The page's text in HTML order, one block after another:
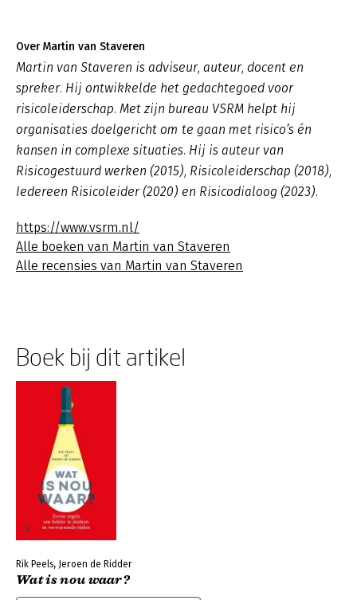
Over Martin van Staveren
Martin van Staveren is adviseur, auteur, docent en
spreker. Hij ontwikkelde het gedachtegoed voor
risicoleiderschap. Met zijn bureau VSRM helpt hij
organisaties doelgericht om te gaan met risico’s én
kansen in complexe situaties. Hij is auteur van
Risicogestuurd werken (2015), Risicoleiderschap (2018),
Iedereen Risicoleider (2020) en Risicodialoog (2023).
https://www.vsrm.nl/
Alle boeken van Martin van Staveren
Alle recensies van Martin van Staveren
Boek bij dit artikel
Rik Peels, Jeroen de Ridder
Wat is nou waar?